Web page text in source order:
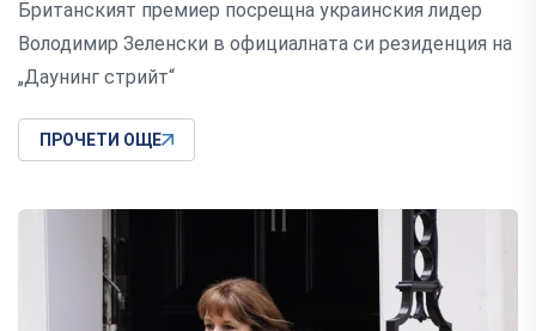
Британският премиер посрещна украинския лидер
Володимир Зеленски в официалната си резиденция на
„Даунинг стрийт“
ПРОЧЕТИ ОЩЕ